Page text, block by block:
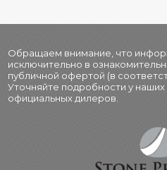
Обращаем внимание, что
исключительно в
публичной офертой (в
Уточняйте подробности у
официальных дилеров.